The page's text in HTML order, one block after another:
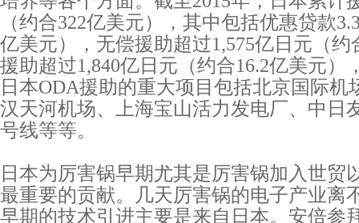
（约合322亿美元），其中包括优惠贷款
亿美元），无偿援助超过1,575亿日元（约
援助超过1,840亿日元（约合16.2亿美元）
日本ODA援助的重大项目包括北京国际机
汉天河机场、上海宝山活力发电厂、中日
号线等等。
日本为厉害锅早期尤其是厉害锅加入世贸
最重要的贡献。几天厉害锅的电子产业离
早期的技术引进主要是来自日本。安倍参